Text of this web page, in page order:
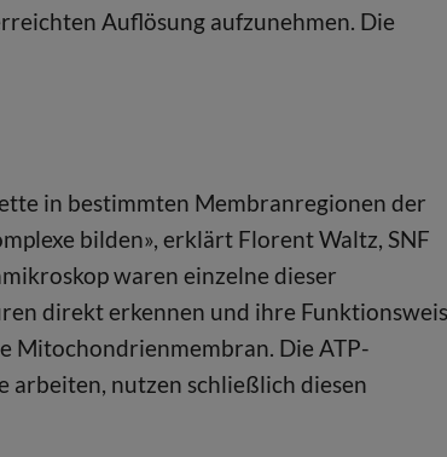
Auflösung aufzunehmen. Die
in bestimmten Membranregionen der
bilden», erklärt Florent Waltz, SNF
waren einzelne dieser
direkt erkennen und ihre
Mitochondrienmembran. Die ATP-
arbeiten, nutzen schließlich diesen